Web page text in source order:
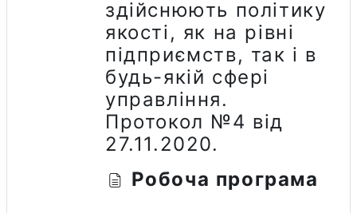
здійснюють політику
якості, як на рівні
підприємств, так і в
будь-якій сфері
управління.
Протокол №4 від
27.11.2020.
Робоча програма